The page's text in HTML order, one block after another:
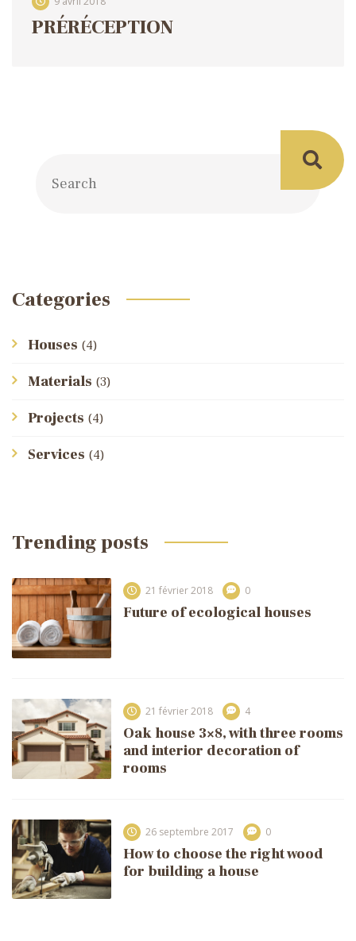
PRÉRÉCEPTION
Categories
Houses (4)
Materials (3)
Projects (4)
Services (4)
Trending posts
21 février 2018 0
Future of ecological houses
21 février 2018 4
Oak house 3×8, with three rooms
and interior decoration of
rooms
26 septembre 2017 0
How to choose the right wood
for building a house